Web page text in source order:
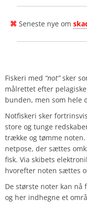
⌘ Seneste nye om
Fiskeri med “not”sker
målrettet efter
bunden, men som hele
Notfiskeri sker
store og tunge
trække og tømme
netpose, der sættes
fisk. Via skibets
hvorefter noten sættes
De største noter kan
og her indhegne et